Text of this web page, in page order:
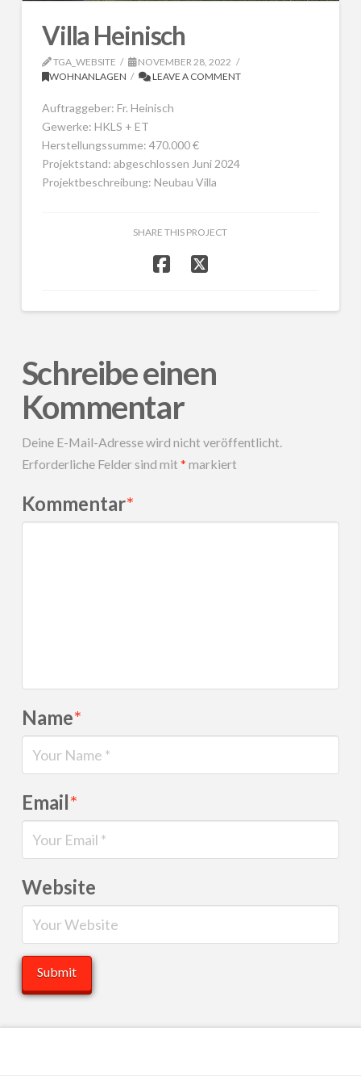
Villa Heinisch
TGA_WEBSITE
NOVEMBER 28, 2022
WOHNANLAGEN
LEAVE A COMMENT
Auftraggeber: Fr. Heinisch
Gewerke: HKLS + ET
Herstellungssumme: 470.000 €
Projektstand: abgeschlossen Juni 2024
Projektbeschreibung: Neubau Villa
SHARE THIS PROJECT
Schreibe einen
Kommentar
Deine E-Mail-Adresse wird nicht veröffentlicht.
Erforderliche Felder sind mit * markiert
Kommentar*
Name*
Email*
Website